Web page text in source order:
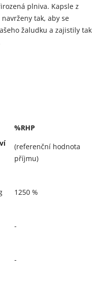
plniva. Kapsle z
tak, aby se
žaludku a zajistily tak
%RHP
(referenční hodnota
příjmu)
1250 %
-
-